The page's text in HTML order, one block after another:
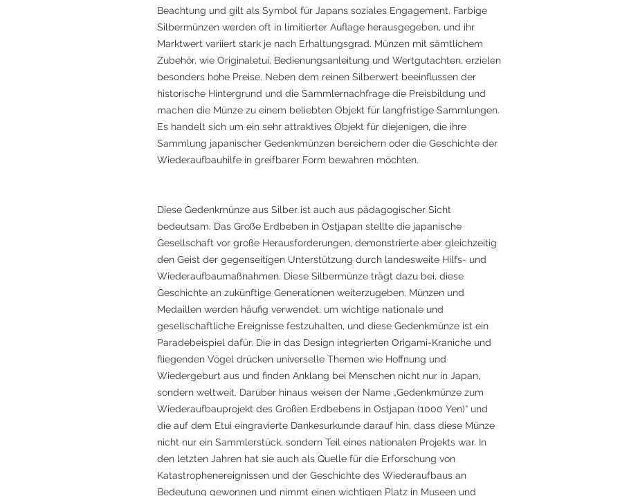
Beachtung und gilt als Symbol für Japans soziales Engagement. Farbige
Silbermünzen werden oft in limitierter Auflage herausgegeben, und ihr
Marktwert variiert stark je nach Erhaltungsgrad. Münzen mit sämtlichem
Zubehör, wie Originaletui, Bedienungsanleitung und Wertgutachten, erzielen
besonders hohe Preise. Neben dem reinen Silberwert beeinflussen der
historische Hintergrund und die Sammlernachfrage die Preisbildung und
machen die Münze zu einem beliebten Objekt für langfristige Sammlungen.
Es handelt sich um ein sehr attraktives Objekt für diejenigen, die ihre
Sammlung japanischer Gedenkmünzen bereichern oder die Geschichte der
Wiederaufbauhilfe in greifbarer Form bewahren möchten.
Diese Gedenkmünze aus Silber ist auch aus pädagogischer Sicht
bedeutsam. Das Große Erdbeben in Ostjapan stellte die japanische
Gesellschaft vor große Herausforderungen, demonstrierte aber gleichzeitig
den Geist der gegenseitigen Unterstützung durch landesweite Hilfs- und
Wiederaufbaumaßnahmen. Diese Silbermünze trägt dazu bei, diese
Geschichte an zukünftige Generationen weiterzugeben. Münzen und
Medaillen werden häufig verwendet, um wichtige nationale und
gesellschaftliche Ereignisse festzuhalten, und diese Gedenkmünze ist ein
Paradebeispiel dafür. Die in das Design integrierten Origami-Kraniche und
fliegenden Vögel drücken universelle Themen wie Hoffnung und
Wiedergeburt aus und finden Anklang bei Menschen nicht nur in Japan,
sondern weltweit. Darüber hinaus weisen der Name „Gedenkmünze zum
Wiederaufbauprojekt des Großen Erdbebens in Ostjapan (1000 Yen)“ und
die auf dem Etui eingravierte Dankesurkunde darauf hin, dass diese Münze
nicht nur ein Sammlerstück, sondern Teil eines nationalen Projekts war. In
den letzten Jahren hat sie auch als Quelle für die Erforschung von
Katastrophenereignissen und der Geschichte des Wiederaufbaus an
Bedeutung gewonnen und nimmt einen wichtigen Platz in Museen und